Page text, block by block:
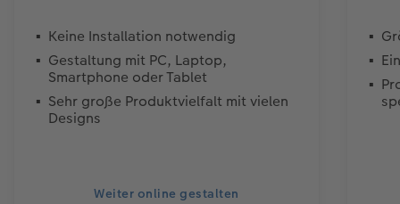
Keine Installation notwendig
Gestaltung mit PC, Laptop,
Smartphone oder Tablet
Sehr große Produktvielfalt mit vielen
Designs
Weiter online gestalten